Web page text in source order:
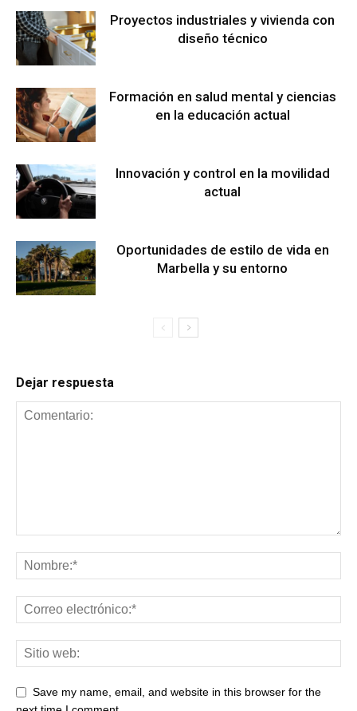
Proyectos industriales y vivienda con
diseño técnico
Formación en salud mental y ciencias
en la educación actual
Innovación y control en la movilidad
actual
Oportunidades de estilo de vida en
Marbella y su entorno
Dejar respuesta
Save my name, email, and website in this browser for the